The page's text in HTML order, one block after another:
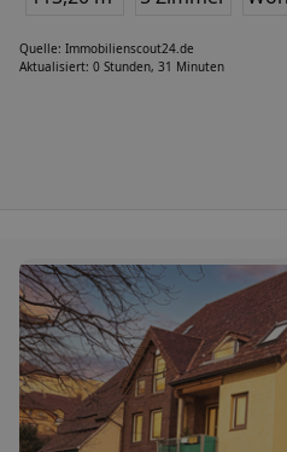
Quelle: Immobilienscout24.de
Aktualisiert: 0 Stunden, 31 Minuten